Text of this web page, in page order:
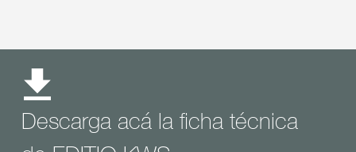
Descarga acá la ficha técnica